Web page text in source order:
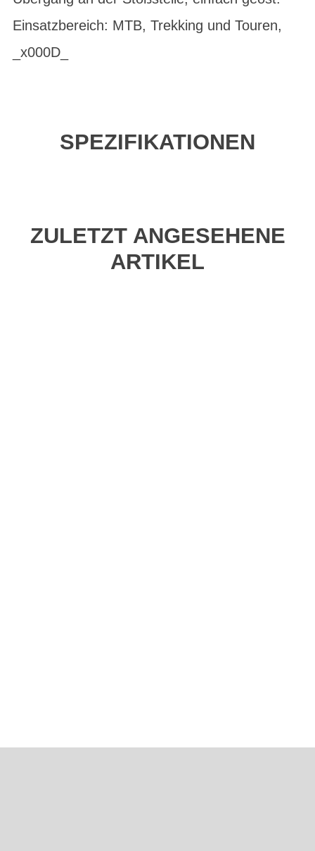
Einsatzbereich: MTB, Trekking und Touren,
_x000D_
SPEZIFIKATIONEN
ZULETZT ANGESEHENE
ARTIKEL